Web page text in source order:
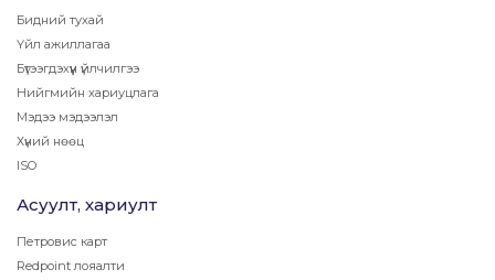
Бидний тухай
Үйл ажиллагаа
Бүтээгдэхүүн үйлчилгээ
Нийгмийн хариуцлага
Мэдээ мэдээлэл
Хүний нөөц
ISO
Асуулт, хариулт
Петровис карт
Redpoint лояалти